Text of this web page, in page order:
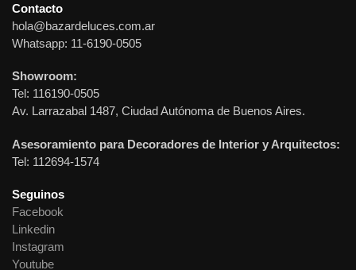
Contacto
hola@bazardeluces.com.ar
Whatsapp: 11-6190-0505
Showroom:
Tel: 116190-0505
Av. Larrazabal 1487, Ciudad Autónoma de Buenos Aires.
Asesoramiento para Decoradores de Interior y Arquitectos:
Tel: 112694-1574
Seguinos
Facebook
Linkedin
Instagram
Youtube